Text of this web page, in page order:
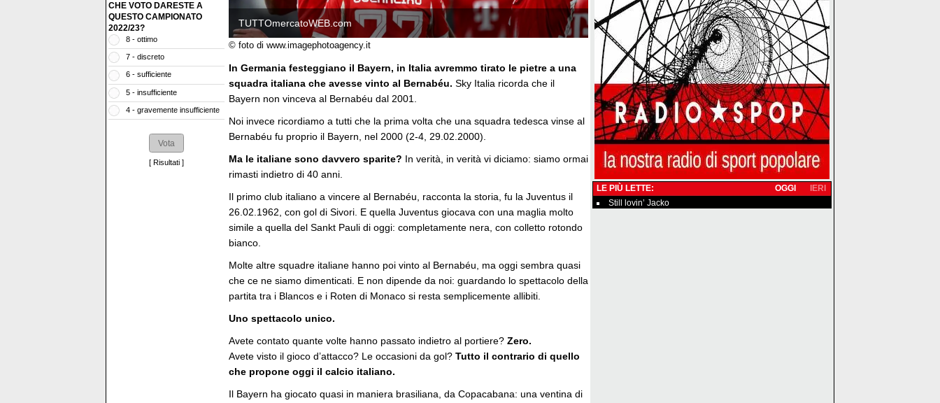
CHE VOTO DARESTE A
QUESTO CAMPIONATO
2022/23?
8 - ottimo
7 - discreto
6 - sufficiente
5 - insufficiente
4 - gravemente insufficiente
[ Risultati ]
TUTTOmercatoWEB.com
© foto di www.imagephotoagency.it
In Germania festeggiano il Bayern, in Italia avremmo tirato le pietre a una
squadra italiana che avesse vinto al Bernabéu. Sky Italia ricorda che il
Bayern non vinceva al Bernabéu dal 2001.
Noi invece ricordiamo a tutti che la prima volta che una squadra tedesca vinse al
Bernabéu fu proprio il Bayern, nel 2000 (2-4, 29.02.2000).
Ma le italiane sono davvero sparite? In verità, in verità vi diciamo: siamo ormai
rimasti indietro di 40 anni.
Il primo club italiano a vincere al Bernabéu, racconta la storia, fu la Juventus il
26.02.1962, con gol di Sivori. E quella Juventus giocava con una maglia molto
simile a quella del Sankt Pauli di oggi: completamente nera, con colletto rotondo
bianco.
Molte altre squadre italiane hanno poi vinto al Bernabéu, ma oggi sembra quasi
che ce ne siamo dimenticati. E non dipende da noi: guardando lo spettacolo della
partita tra i Blancos e i Roten di Monaco si resta semplicemente allibiti.
Uno spettacolo unico.
Avete contato quante volte hanno passato indietro al portiere? Zero.
Avete visto il gioco d’attacco? Le occasioni da gol? Tutto il contrario di quello
che propone oggi il calcio italiano.
Il Bayern ha giocato quasi in maniera brasiliana, da Copacabana: una ventina di
LE PIÙ LETTE: IERI
OGGI
Still lovin’ Jacko